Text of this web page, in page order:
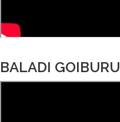
BALADI GOIBURU